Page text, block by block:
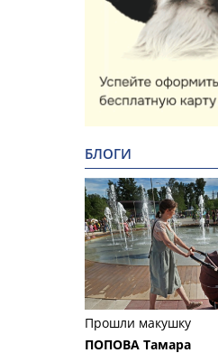
БЛОГИ
Прошли макушку
ПОПОВА Тамара